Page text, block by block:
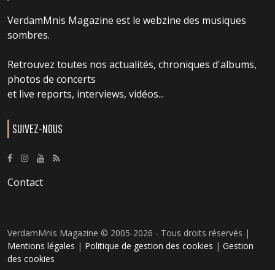
VerdamMnis Magazine est le webzine des musiques
sombres.
Retrouvez toutes nos actualités, chroniques d'albums,
photos de concerts
et live reports, interviews, vidéos...
SUIVEZ-NOUS
Contact
VerdamMnis Magazine © 2005-2026 - Tous droits réservés |
Mentions légales | Politique de gestion des cookies | Gestion
des cookies